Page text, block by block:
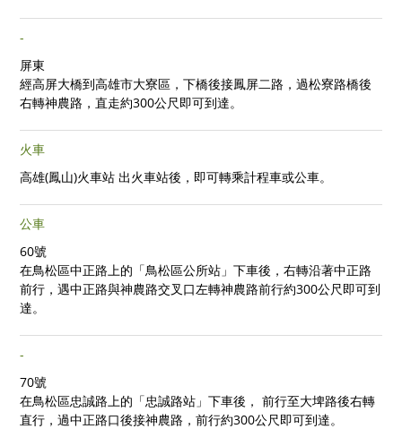
-
屏東
經高屏大橋到高雄市大寮區，下橋後接鳳屏二路，過松寮路橋後
右轉神農路，直走約300公尺即可到達。
火車
高雄(鳳山)火車站 出火車站後，即可轉乘計程車或公車。
公車
60號
在鳥松區中正路上的「鳥松區公所站」下車後，右轉沿著中正路
前行，遇中正路與神農路交叉口左轉神農路前行約300公尺即可到
達。
-
70號
在鳥松區忠誠路上的「忠誠路站」下車後， 前行至大埤路後右轉
直行，過中正路口後接神農路，前行約300公尺即可到達。